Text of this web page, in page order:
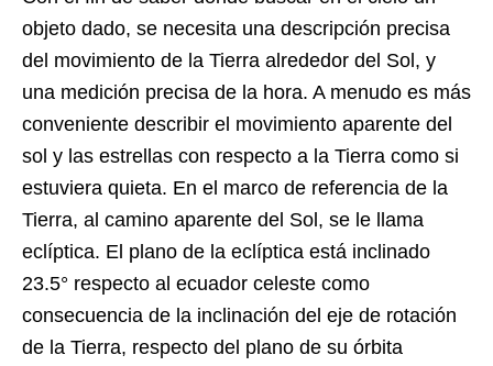
objeto dado, se necesita una descripción precisa
del movimiento de la Tierra alrededor del Sol, y
una medición precisa de la hora. A menudo es más
conveniente describir el movimiento aparente del
sol y las estrellas con respecto a la Tierra como si
estuviera quieta. En el marco de referencia de la
Tierra, al camino aparente del Sol, se le llama
eclíptica. El plano de la eclíptica está inclinado
23.5° respecto al ecuador celeste como
consecuencia de la inclinación del eje de rotación
de la Tierra, respecto del plano de su órbita